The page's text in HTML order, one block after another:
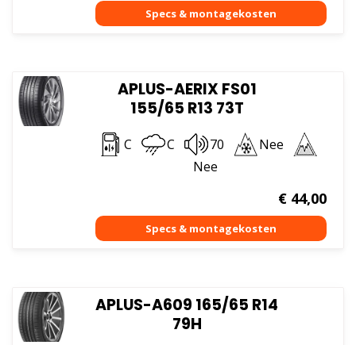
APLUS-AERIX FS01
155/65 R13 73T
C C 70
Nee
Nee
€44,00
APLUS-A609 165/65 R14
79H